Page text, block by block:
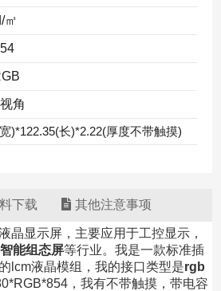
㎡
角
)*122.35(长)*2.22(厚度不带触摸)
下载 其他注意事项
晶显示屏，主要应用于工控显示，
智能组态屏等行业。我是一款标准插
lcm液晶模组，我的接口类型是rgb
，我有不带触摸，带电容